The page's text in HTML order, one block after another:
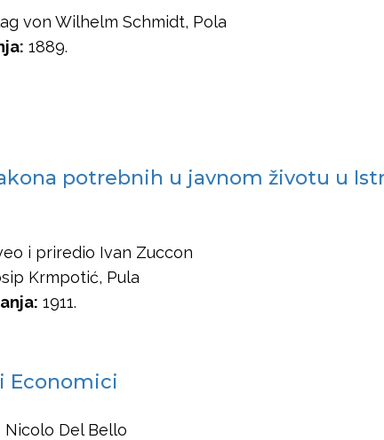
von Wilhelm Schmidt, Pola
1889.
potrebnih u javnom životu u
i priredio Ivan Zuccon
Krmpotić, Pula
1911.
Economici
Nicolo Del Bello